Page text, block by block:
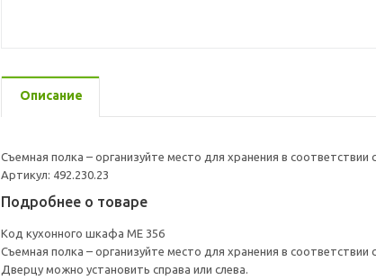
Описание
Съемная полка – организуйте место для хранения в
Артикул: 492.230.23
Подробнее о товаре
Код кухонного шкафа ME 356
Съемная полка – организуйте место для хранения в
Дверцу можно установить справа или слева.